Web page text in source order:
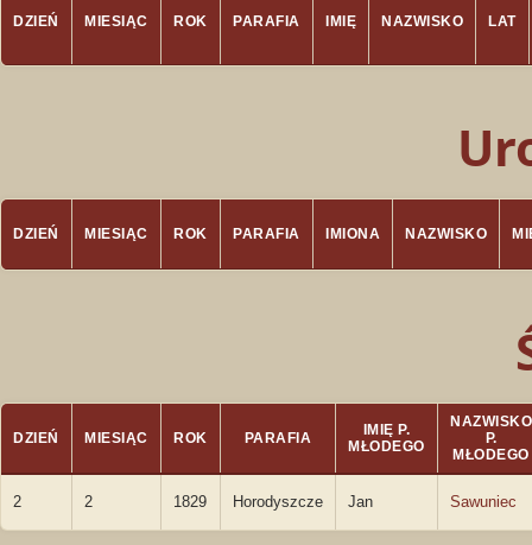
DZIEŃ MIESIĄC ROK PARAFIA IMIĘ NAZWISKO LAT
DZIEŃ MIESIĄC ROK PARAFIA IMIONA NAZWISKO
DZIEŃ MIESIĄC ROK PARAFIA
IMIĘ P.
MŁODEGO
NAZWISKO
P.
MŁODEGO
2 2 1829 Horodyszcze Jan Sawuniec